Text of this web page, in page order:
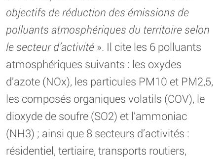
objectifs de réduction des émissions de
polluants atmosphériques du territoire selon
le secteur d’activité ». Il cite les 6 polluants
atmosphériques suivants : les oxydes
d’azote (NOx), les particules PM10 et PM2,5,
les composés organiques volatils (COV), le
dioxyde de soufre (SO2) et l’ammoniac
(NH3) ; ainsi que 8 secteurs d’activités :
résidentiel, tertiaire, transports routiers,